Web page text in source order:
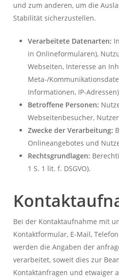
und zum anderen, um die
Stabilität sicherzustellen.
Verarbeitete Datenarten:
in Onlineformularen),
Webseiten, Interesse an
Meta-/
Informationen, IP-
Betroffene Personen:
Webseitenbesucher,
Zwecke der Verarbeitung:
Onlineangebotes und
Rechtsgrundlagen:
1 S. 1 lit. f. DSGVO).
Bei der Kontaktaufnahme mit
Kontaktformular, E-Mail,
werden die Angaben der
verarbeitet, soweit dies zur
Kontaktanfragen und etwaiger